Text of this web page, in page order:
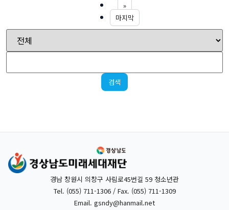
»
마지막
검색
경남 창원시 의창구 사림로45번길 59 청소년관
Tel. (055) 711-1306 / Fax. (055) 711-1309
Email. gsndy@hanmail.net